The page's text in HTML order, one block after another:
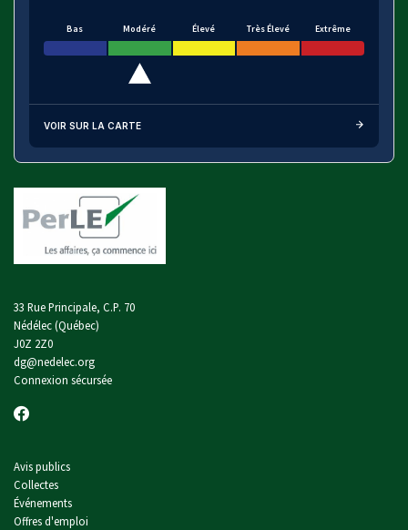
Bas Modéré Élevé Très Élevé Extrême
VOIR SUR LA CARTE
33 Rue Principale, C.P. 70
Nédélec (Québec)
J0Z 2Z0
dg@nedelec.org
Connexion sécursée
Avis publics
Collectes
Événements
Offres d'emploi